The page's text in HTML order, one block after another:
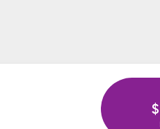
$